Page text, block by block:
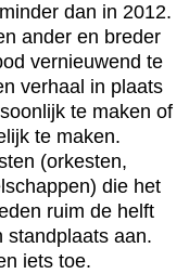
dan in 2012.
ander en breder
vernieuwend te
verhaal in plaats
te maken of
te maken.
(orkesten,
die het
ruim de helft
standplaats aan.
iets toe.